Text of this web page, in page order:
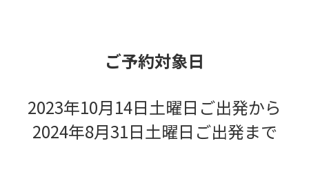
ご予約対象日
2023年10月14日土曜日ご出発から
2024年8月31日土曜日ご出発まで